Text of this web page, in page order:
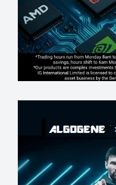
AI走出聊天室 三巨頭爭定義權
179 1 2026-07-16
《人生七年》揭真相：改掉這
217 0 3 2026-07-15